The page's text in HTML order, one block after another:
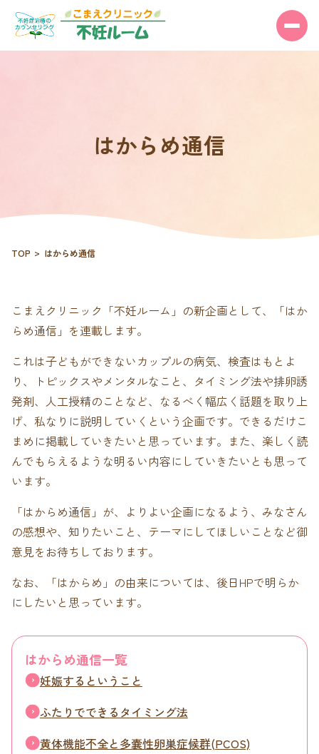
はからめ通信
TOP はからめ通信
こまえクリニック「不妊ルーム」の新企画として、「はか
らめ通信」を連載します。
これは子どもができないカップルの病気、検査はもとよ
り、トピックスやメンタルなこと、タイミング法や排卵誘
発剤、人工授精のことなど、なるべく幅広く話題を取り上
げ、私なりに説明していくという企画です。できるだけこ
まめに掲載していきたいと思っています。また、楽しく読
んでもらえるような明るい内容にしていきたいとも思って
います。
「はからめ通信」が、よりよい企画になるよう、みなさん
の感想や、知りたいこと、テーマにしてほしいことなど御
意見をお待ちしております。
なお、「はからめ」の由来については、後日HPで明らか
にしたいと思っています。
はからめ通信一覧
妊娠するということ
ふたりでできるタイミング法
黄体機能不全と多嚢性卵巣症候群(PCOS)